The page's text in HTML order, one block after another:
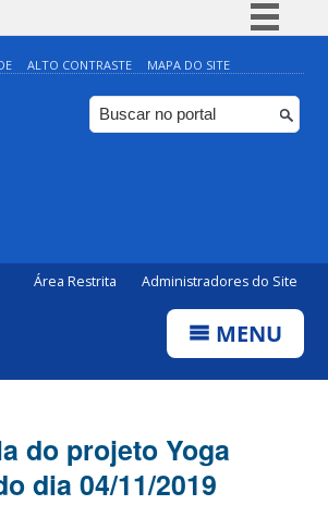
Simplifique!
Comunica BR
Participe
ALTO CONTRASTE MAPA DO SITE
Área Restrita Administradores do Site
MENU
do projeto Yoga
dia 04/11/2019